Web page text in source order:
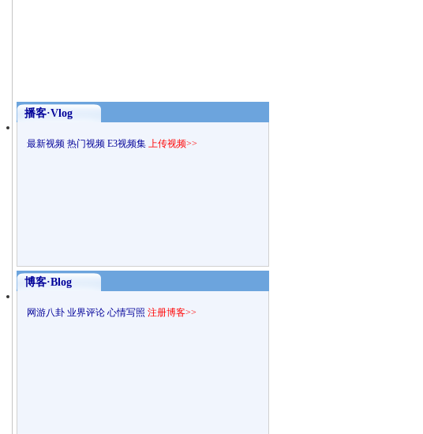
播客·Vlog
最新视频 热门视频 E3视频集 上传视频>>
博客·Blog
网游八卦 业界评论 心情写照 注册博客>>